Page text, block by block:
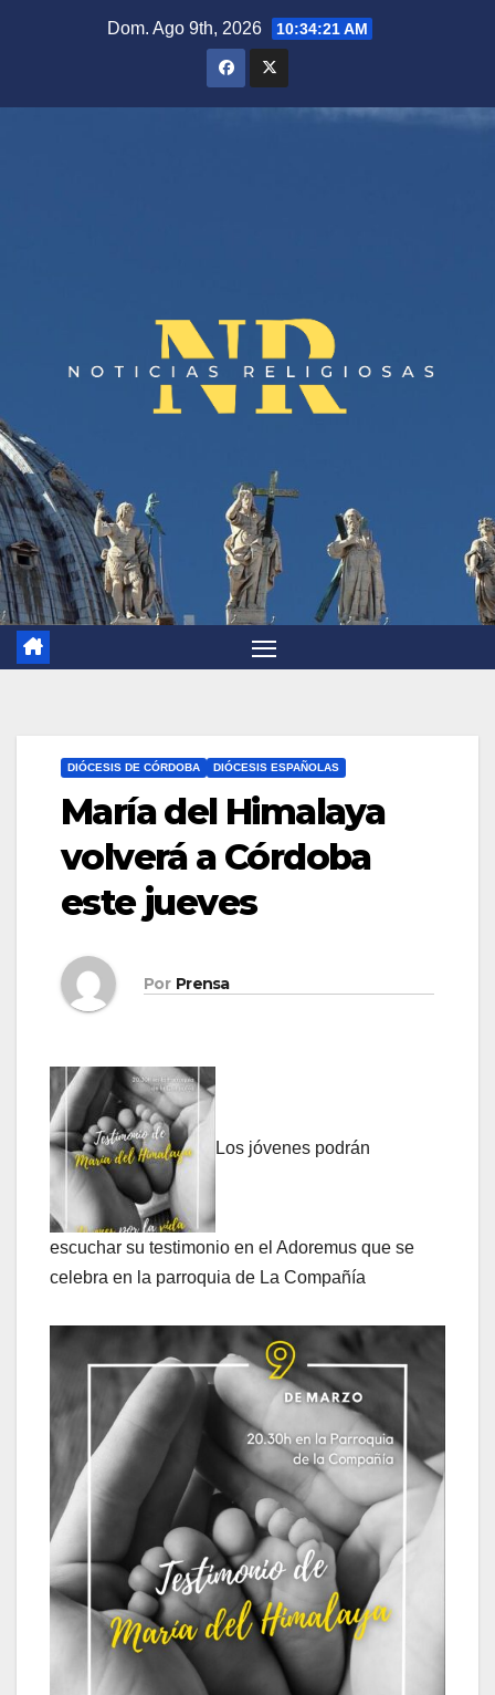
Dom. Ago 9th, 2026 10:34:21 AM
DIÓCESIS DE CÓRDOBA DIÓCESIS ESPAÑOLAS
María del Himalaya
volverá a Córdoba
este jueves
Por Prensa
Los jóvenes podrán
escuchar su testimonio en el Adoremus que se
celebra en la parroquia de La Compañía